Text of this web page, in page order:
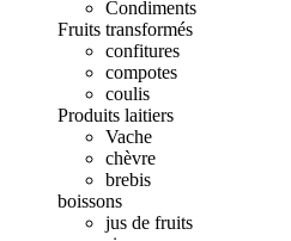
Condiments
Fruits transformés
confitures
compotes
coulis
Produits laitiers
Vache
chèvre
brebis
boissons
jus de fruits